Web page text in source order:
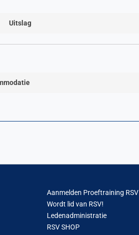
Uitslag
Aanmelden Proeftraining RSV
Wordt lid van RSV!
Ledenadministratie
RSV SHOP